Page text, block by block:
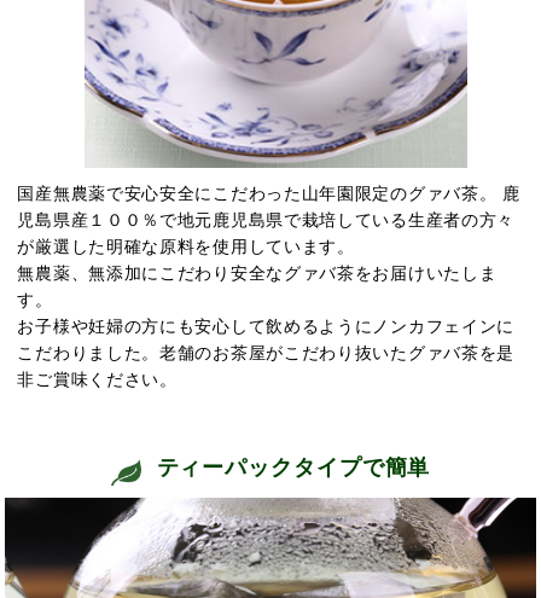
国産無農薬で安心安全にこだわった山年園限定のグァバ茶。 鹿
児島県産１００％で地元鹿児島県で栽培している生産者の方々
が厳選した明確な原料を使用しています。
無農薬、無添加にこだわり安全なグァバ茶をお届けいたしま
す。
お子様や妊婦の方にも安心して飲めるようにノンカフェインに
こだわりました。老舗のお茶屋がこだわり抜いたグァバ茶を是
非ご賞味ください。
ティーパックタイプで簡単